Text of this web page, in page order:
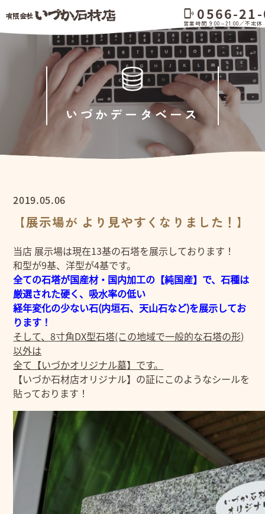
いづかデータベース
2019.05.06
【展示場が より見やすくなりました！】
当店 展示場は現在13基の石塔を展示しております！
和型が9基、洋型が4基です。
全ての石塔が国産材・国内加工の【純国産】で、石種は
厳選された硬く、吸水率の低い
経年変化の少ない石(内垣石、天山石など)を展示してお
ります！
そして、8寸角DX型石塔(この地域で一般的な石塔の形)
以外は
全て【いづかオリジナル墓】です。
【いづか石材店オリジナル】の証にこのようなシールを
貼っております！
phonelink_ring 0566-
営業時間 9:00～21:00／不定休